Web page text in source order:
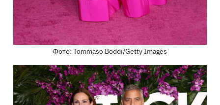
Фото: Tommaso Boddi/Getty Images